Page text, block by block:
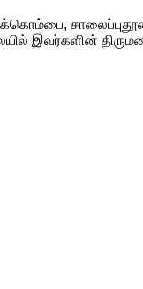
சாலைப்புதூரை
இவர்களின்